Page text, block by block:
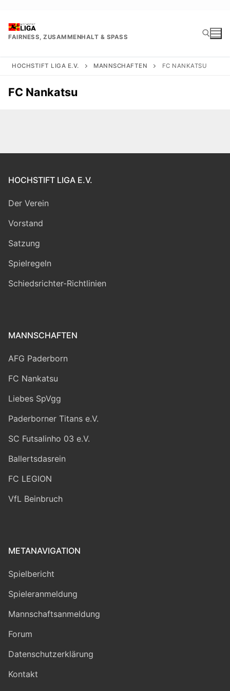
springen
FAIRNESS, ZUSAMMENHALT & SPASS
HOCHSTIFT LIGA E.V. MANNSCHAFTEN FC NANKATSU
FC Nankatsu
HOCHSTIFT LIGA E.V.
Der Verein
Vorstand
Satzung
Spielregeln
Schiedsrichter-Richtlinien
MANNSCHAFTEN
AFG Paderborn
FC Nankatsu
Liebes SpVgg
Paderborner Titans e.V.
SC Futsalinho 03 e.V.
Ballertsdasrein
FC LEGION
VfL Beinbruch
METANAVIGATION
Spielbericht
Spieleranmeldung
Mannschaftsanmeldung
Forum
Datenschutzerklärung
Kontakt